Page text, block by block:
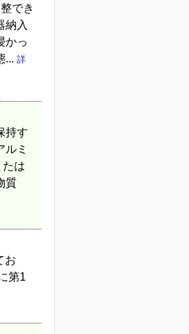
でき
納入
かっ
... 詳
持す
ルミ
は
質
お
第1